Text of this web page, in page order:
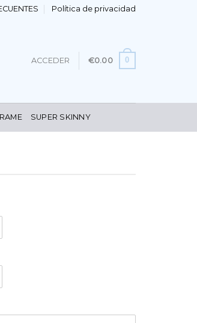
Política de privacidad
ACCEDER €0.00 0
SUPER SKINNY